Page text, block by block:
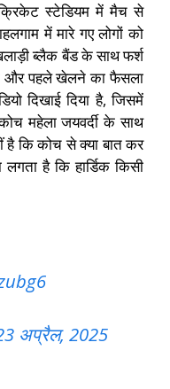
क्रिकेट स्टेडियम में मैच से
में मारे गए लोगों को
ब्लैक बैंड के साथ फर्श
और पहले खेलने का फैसला
दिखाई दिया है, जिसमें
महेला जयवर्दी के साथ
है कि कोच से क्या बात कर
है कि हार्डिक किसी
अप्रैल, 2025